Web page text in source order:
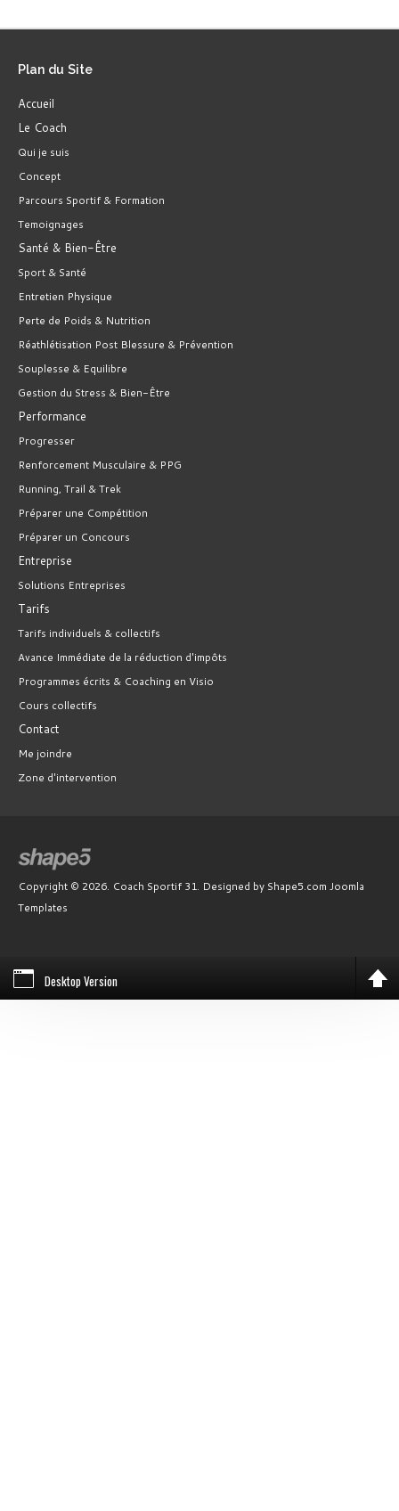
Plan du Site
Accueil
Le Coach
Qui je suis
Concept
Parcours Sportif & Formation
Temoignages
Santé & Bien-Être
Sport & Santé
Entretien Physique
Perte de Poids & Nutrition
Réathlétisation Post Blessure & Prévention
Souplesse & Equilibre
Gestion du Stress & Bien-Être
Performance
Progresser
Renforcement Musculaire & PPG
Running, Trail & Trek
Préparer une Compétition
Préparer un Concours
Entreprise
Solutions Entreprises
Tarifs
Tarifs individuels & collectifs
Avance Immédiate de la réduction d'impôts
Programmes écrits & Coaching en Visio
Cours collectifs
Contact
Me joindre
Zone d'intervention
Copyright © 2026. Coach Sportif 31. Designed by Shape5.com Joomla
Templates
Desktop Version